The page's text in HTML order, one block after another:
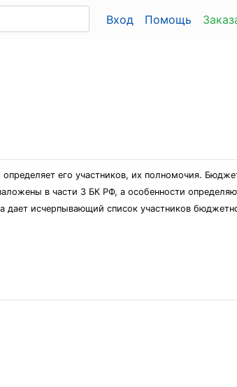
Вход Помощь
его участников, их полномочия.
в части 3 БК РФ, а особенности
дает исчерпывающий список участников